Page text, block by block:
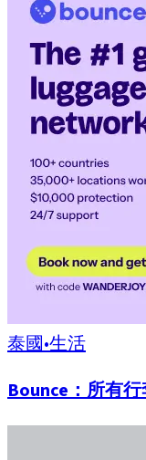
泰國•生活
Bounce：所有